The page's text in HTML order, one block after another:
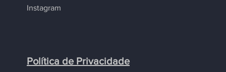
Instagram
Política de Privacidade